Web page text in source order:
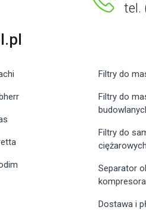
tel.
Filtry do
Filtry do
Filtry do
ciężarowych
Separator
kompresora
Dostawa i